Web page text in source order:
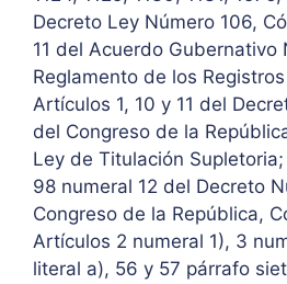
Decreto Ley Número 106,
11 del Acuerdo
Reglamento de los
Artículos 1, 10 y 11 del
del Congreso de la
Ley de Titulación
98 numeral 12 del Decreto
Congreso de la República,
Artículos 2 numeral 1), 3
literal a), 56 y 57 párrafo